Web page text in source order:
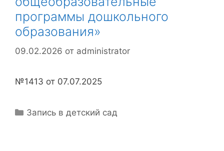
программы дошкольного
образования»
09.02.2026 от administrator
№1413 от 07.07.2025
Рубрики
Запись в детский сад